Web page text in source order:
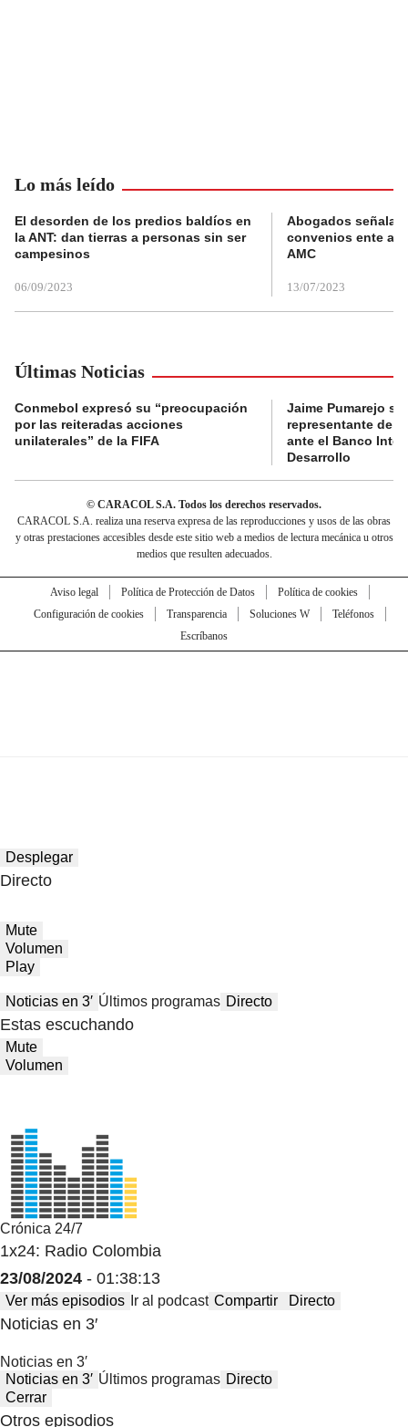
Lo más leído
El desorden de los predios baldíos en
la ANT: dan tierras a personas sin ser
campesinos
06/09/2023
Abogados
convenios ente
AMC
13/07/2023
Últimas Noticias
Conmebol expresó su “preocupación
por las reiteradas acciones
unilaterales” de la FIFA
Jaime Pumarejo
representante de
ante el Banco
Desarrollo
© CARACOL S.A. Todos los derechos reservados.
CARACOL S.A. realiza una reserva expresa de las reproducciones y usos de las obras
y otras prestaciones accesibles desde este sitio web a medios de lectura mecánica u otros
medios que resulten adecuados.
Aviso legal Política de Protección de Datos
Política de cookies
Configuración de cookies
Transparencia Soluciones W
Teléfonos
Escríbanos
Desplegar
Directo
Mute
Volumen
Play
Noticias en 3′ Últimos programas Directo
Estas escuchando
Mute
Volumen
Crónica 24/7
1x24: Radio Colombia
23/08/2024 - 01:38:13
Ver más episodios Ir al podcast Compartir Directo
Noticias en 3′
Noticias en 3′
Noticias en 3′ Últimos programas Directo
Cerrar
Otros episodios